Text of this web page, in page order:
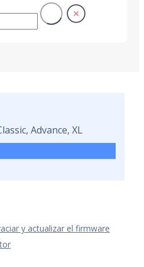
Advance, XL
y actualizar el firmware